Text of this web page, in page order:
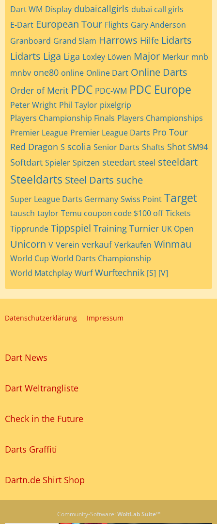
Dart WM Display dubaicallgirls dubai call girls
E-Dart European Tour Flights Gary Anderson
Granboard Grand Slam Harrows Hilfe Lidarts
Lidarts Liga Liga Loxley Löwen Major Merkur mnb
mnbv one80 online Online Dart Online Darts
Order of Merit PDC PDC-WM PDC Europe
Peter Wright Phil Taylor pixelgrip
Players Championship Finals Players Championships
Premier League Premier League Darts Pro Tour
Red Dragon S scolia Senior Darts Shafts Shot SM94
Softdart Spieler Spitzen steedart steel steeldart
Steeldarts Steel Darts suche
Super League Darts Germany Swiss Point Target
tausch taylor Temu coupon code $100 off Tickets
Tipprunde Tippspiel Training Turnier UK Open
Unicorn V Verein verkauf Verkaufen Winmau
World Cup World Darts Championship
World Matchplay Wurf Wurftechnik [S] [V]
Datenschutzerklärung Impressum
Dart News
Dart Weltrangliste
Check in the Future
Darts Graffiti
Dartn.de Shirt Shop
Community-Software: WoltLab Suite™